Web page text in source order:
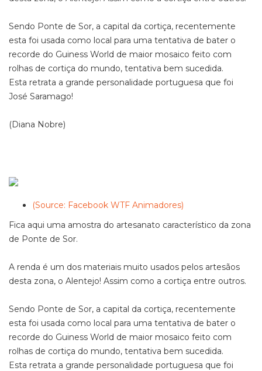
Sendo Ponte de Sor, a capital da cortiça, recentemente
esta foi usada como local para uma tentativa de bater o
recorde do Guiness World de maior mosaico feito com
rolhas de cortiça do mundo, tentativa bem sucedida.
Esta retrata a grande personalidade portuguesa que foi
José Saramago!
(Diana Nobre)
(Source: Facebook WTF Animadores)
Fica aqui uma amostra do artesanato característico da zona
de Ponte de Sor.
A renda é um dos materiais muito usados pelos artesãos
desta zona, o Alentejo! Assim como a cortiça entre outros.
Sendo Ponte de Sor, a capital da cortiça, recentemente
esta foi usada como local para uma tentativa de bater o
recorde do Guiness World de maior mosaico feito com
rolhas de cortiça do mundo, tentativa bem sucedida.
Esta retrata a grande personalidade portuguesa que foi